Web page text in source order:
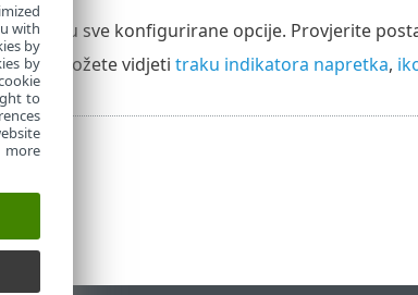
sve konfigurirane opcije. Provjerite
možete vidjeti traku indikatora napretka,
with
by
by
to